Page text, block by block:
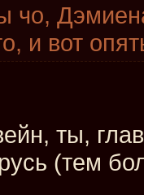
чо,
и вот
ты,
(тем